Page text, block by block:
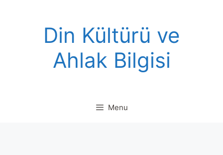
Din Kültürü ve
Ahlak Bilgisi
Menu